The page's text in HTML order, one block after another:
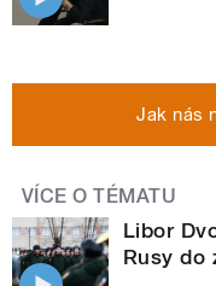
Jak nás
VÍCE O TÉMATU
Libor
Rusy do